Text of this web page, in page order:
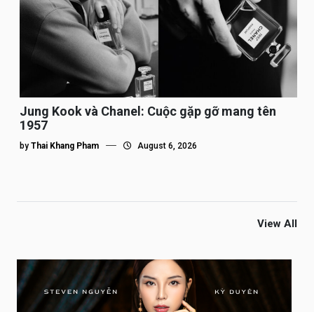
Jung Kook và Chanel: Cuộc gặp gỡ mang tên
1957
by Thai Khang Pham August 6, 2026
View All